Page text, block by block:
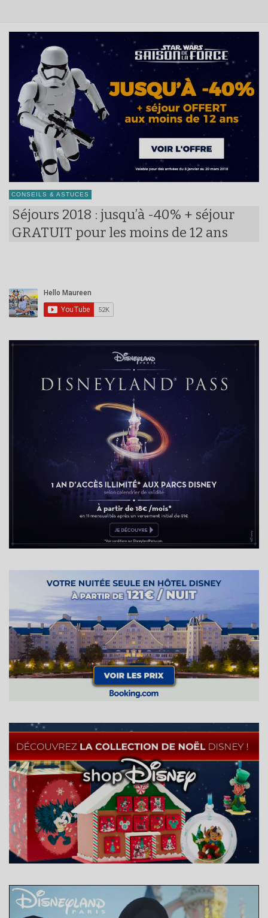
CONSEILS & ASTUCES
Séjours 2018 : jusqu’à -40% + séjour
GRATUIT pour les moins de 12 ans